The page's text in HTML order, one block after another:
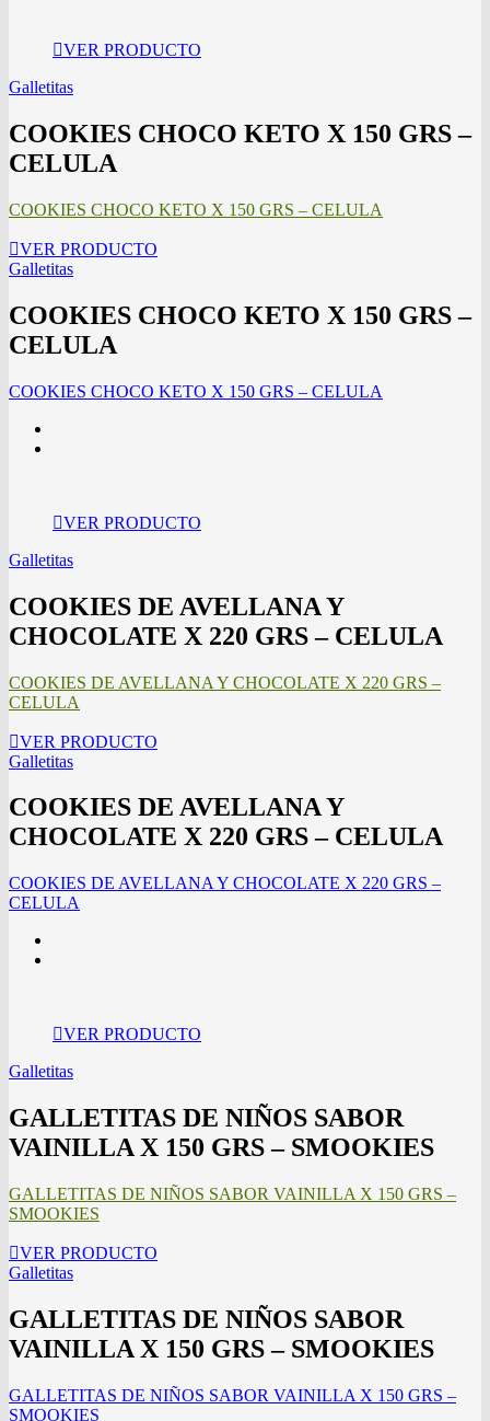
VER PRODUCTO
Galletitas
COOKIES CHOCO KETO X 150 GRS –
CELULA
COOKIES CHOCO KETO X 150 GRS – CELULA
VER PRODUCTO
Galletitas
COOKIES CHOCO KETO X 150 GRS –
CELULA
COOKIES CHOCO KETO X 150 GRS – CELULA
VER PRODUCTO
Galletitas
COOKIES DE AVELLANA Y
CHOCOLATE X 220 GRS – CELULA
COOKIES DE AVELLANA Y CHOCOLATE X 220 GRS –
CELULA
VER PRODUCTO
Galletitas
COOKIES DE AVELLANA Y
CHOCOLATE X 220 GRS – CELULA
COOKIES DE AVELLANA Y CHOCOLATE X 220 GRS –
CELULA
VER PRODUCTO
Galletitas
GALLETITAS DE NIÑOS SABOR
VAINILLA X 150 GRS – SMOOKIES
GALLETITAS DE NIÑOS SABOR VAINILLA X 150 GRS –
SMOOKIES
VER PRODUCTO
Galletitas
GALLETITAS DE NIÑOS SABOR
VAINILLA X 150 GRS – SMOOKIES
GALLETITAS DE NIÑOS SABOR VAINILLA X 150 GRS –
SMOOKIES